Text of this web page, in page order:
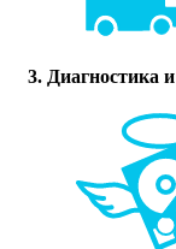
3. Диагностика